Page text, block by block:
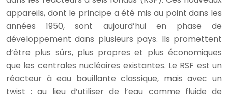
appareils, dont le principe a été mis au point dans les
années 1950, sont aujourd’hui en phase de
développement dans plusieurs pays. Ils promettent
d’être plus sûrs, plus propres et plus économiques
que les centrales nucléaires existantes. Le RSF est un
réacteur à eau bouillante classique, mais avec un
twist : au lieu d’utiliser de l’eau comme fluide de